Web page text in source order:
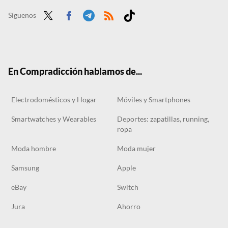
Síguenos
En Compradicción hablamos de...
Electrodomésticos y Hogar Móviles y Smartphones
Smartwatches y Wearables
Deportes: zapatillas, running,
ropa
Moda hombre Moda mujer
Samsung Apple
eBay Switch
Jura Ahorro